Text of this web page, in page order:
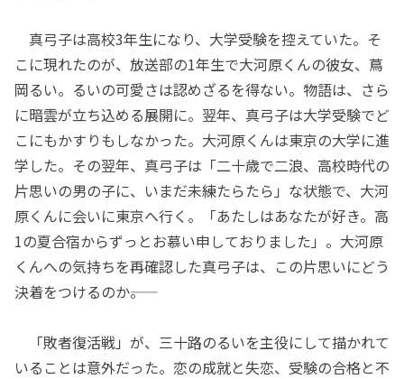
真弓子は高校3年生になり、大学受験を控えていた。そ
こに現れたのが、放送部の1年生で大河原くんの彼女、蔦
岡るい。るいの可愛さは認めざるを得ない。物語は、さら
に暗雲が立ち込める展開に。翌年、真弓子は大学受験でど
こにもかすりもしなかった。大河原くんは東京の大学に進
学した。その翌年、真弓子は「二十歳で二浪、高校時代の
片思いの男の子に、いまだ未練たらたら」な状態で、大河
原くんに会いに東京へ行く。「あたしはあなたが好き。高
1の夏合宿からずっとお慕い申しておりました」。大河原
くんへの気持ちを再確認した真弓子は、この片思いにどう
決着をつけるのか――。
「敗者復活戦」が、三十路のるいを主役にして描かれて
いることは意外だった。恋の成就と失恋、受験の合格と不